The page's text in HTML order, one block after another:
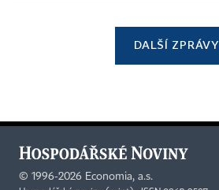
DALŠÍ ZPRÁVY
© 1996-2026 Economia, a.s.